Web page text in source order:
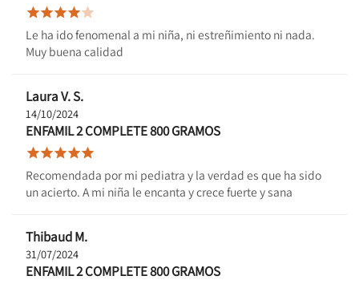

Le ha ido fenomenal a mi niña, ni estreñimiento ni nada.
Muy buena calidad
Laura V. S.
14/10/2024
ENFAMIL 2 COMPLETE 800 GRAMOS

Recomendada por mi pediatra y la verdad es que ha sido
un acierto. A mi niña le encanta y crece fuerte y sana
Thibaud M.
31/07/2024
ENFAMIL 2 COMPLETE 800 GRAMOS